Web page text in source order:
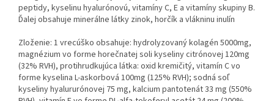
peptidy, kyselinu hyalurónovú, vitamíny C, E a vitamíny skupiny B.
Ďalej obsahuje minerálne látky zinok, horčík a vlákninu inulín
Zloženie: 1 vrecúško obsahuje: hydrolyzovaný kolagén 5000mg,
magnézium vo forme horečnatej soli kyseliny citrónovej 120mg
(32% RVH), protihrudkujúca látka: oxid kremičitý, vitamín C vo
forme kyselina L-askorbová 100mg (125% RVH); sodná soľ
kyseliny hyalururónovej 75 mg, kalcium pantotenát 33 mg (550%